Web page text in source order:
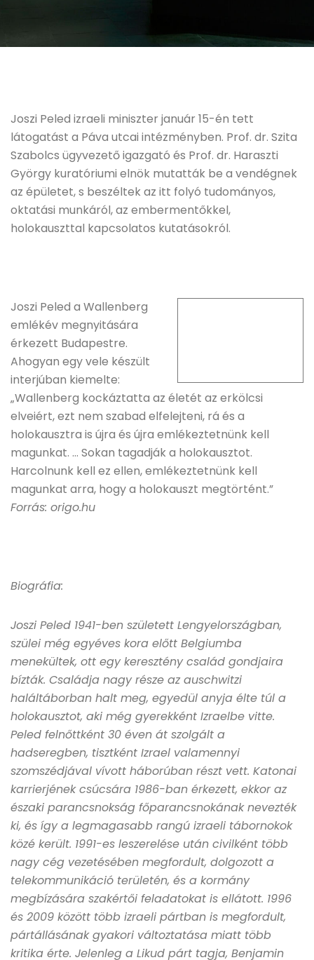
Joszi Peled izraeli miniszter január 15-én tett
látogatást a Páva utcai intézményben. Prof. dr. Szita
Szabolcs ügyvezető igazgató és Prof. dr. Haraszti
György kuratóriumi elnök mutatták be a vendégnek
az épületet, s beszéltek az itt folyó tudományos,
oktatási munkáról, az embermentőkkel,
holokauszttal kapcsolatos kutatásokról.
Joszi Peled a Wallenberg
emlékév megnyitására
érkezett Budapestre.
Ahogyan egy vele készült
interjúban kiemelte:
„Wallenberg kockáztatta az életét az erkölcsi
elveiért, ezt nem szabad elfelejteni, rá és a
holokausztra is újra és újra emlékeztetnünk kell
magunkat. … Sokan tagadják a holokausztot.
Harcolnunk kell ez ellen, emlékeztetnünk kell
magunkat arra, hogy a holokauszt megtörtént.”
Forrás: origo.hu
Biográfia:
Joszi Peled 1941-ben született Lengyelországban,
szülei még egyéves kora előtt Belgiumba
menekültek, ott egy keresztény család gondjaira
bízták. Családja nagy része az auschwitzi
haláltáborban halt meg, egyedül anyja élte túl a
holokausztot, aki még gyerekként Izraelbe vitte.
Peled felnőttként 30 éven át szolgált a
hadseregben, tisztként Izrael valamennyi
szomszédjával vívott háborúban részt vett. Katonai
karrierjének csúcsára 1986-ban érkezett, ekkor az
északi parancsnokság főparancsnokának nevezték
ki, és így a legmagasabb rangú izraeli tábornokok
közé került. 1991-es leszerelése után civilként több
nagy cég vezetésében megfordult, dolgozott a
telekommunikáció területén, és a kormány
megbízására szakértői feladatokat is ellátott. 1996
és 2009 között több izraeli pártban is megfordult,
pártállásának gyakori változtatása miatt több
kritika érte. Jelenleg a Likud párt tagja, Benjamin